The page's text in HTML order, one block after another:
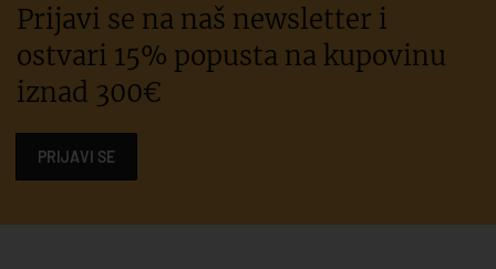
Prijavi se na naš newsletter i
ostvari 15% popusta na kupovinu
iznad 300€
PRIJAVI SE